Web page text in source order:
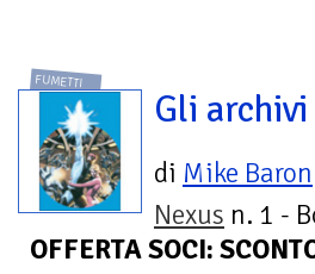
FUMETTI
Gli
di Mike Baron
Nexus n. 1 -
OFFERTA SOCI: